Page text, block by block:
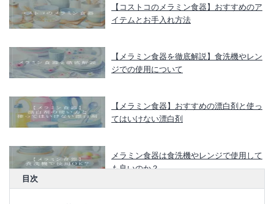
【コストコのメラミン食器】おすすめのア
イテムとお手入れ方法
【メラミン食器を徹底解説】食洗機やレン
ジでの使用について
【メラミン食器】おすすめの漂白剤と使っ
てはいけない漂白剤
メラミン食器は食洗機やレンジで使用して
も良いのか？
目次